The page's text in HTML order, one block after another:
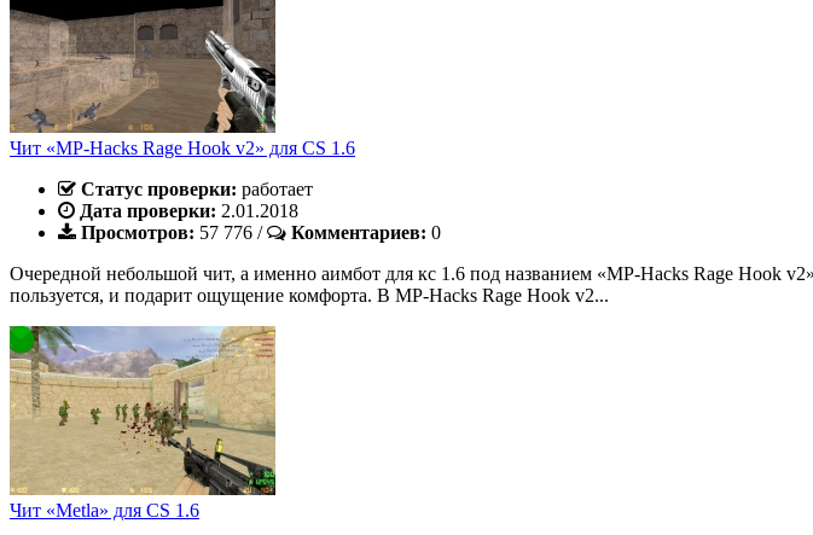
Чит «MP-Hacks Rage Hook v2» для CS 1.6
Статус проверки: работает
Дата проверки: 2.01.2018
Просмотров: 57 776 / Комментариев: 0
Очередной небольшой чит, а именно аимбот для кс 1.6 под названием «MP-Hacks Rage Hook
пользуется, и подарит ощущение комфорта. В MP-Hacks Rage Hook v2...
Чит «Metla» для CS 1.6